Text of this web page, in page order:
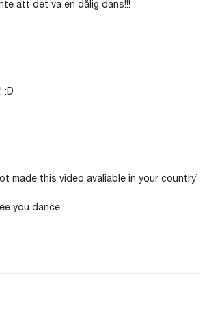
att det va en dålig dans!!!
:D
made this video avaliable in your country`
you dance.